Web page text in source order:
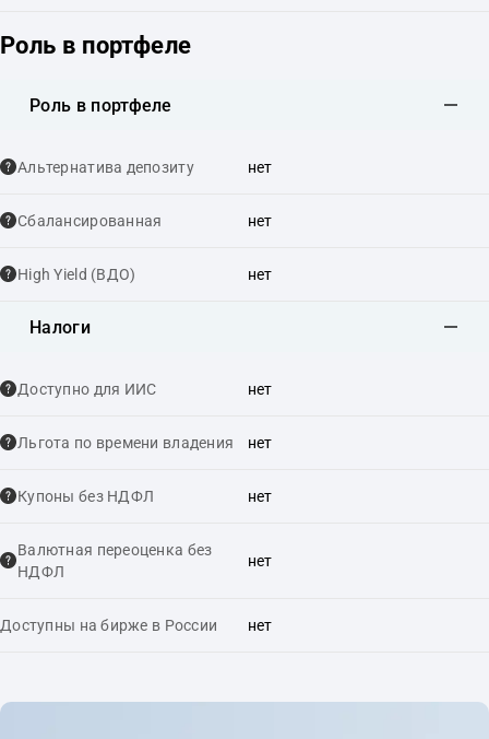
Роль в портфеле
Роль в портфеле
Альтернатива депозиту нет
Сбалансированная нет
High Yield (ВДО) нет
Налоги
Доступно для ИИС нет
Льгота по времени владения нет
Купоны без НДФЛ нет
Валютная переоценка без
НДФЛ
нет
Доступны на бирже в России нет